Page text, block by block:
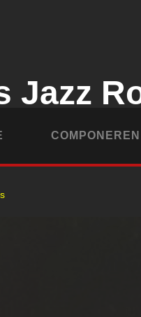
Jazz